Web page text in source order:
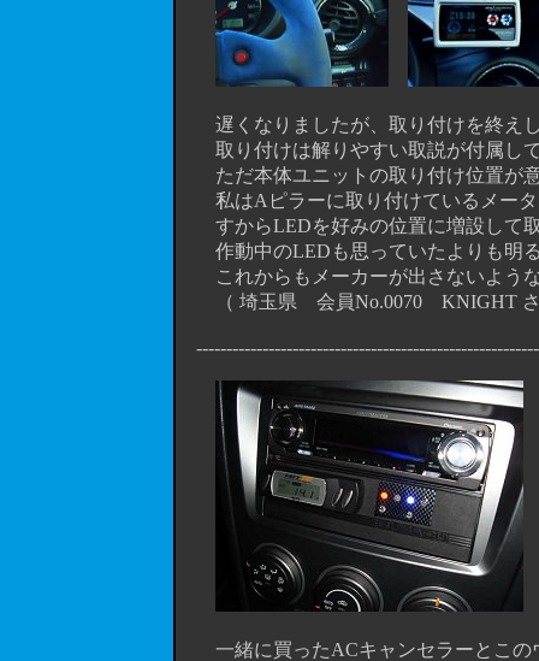
遅くなりましたが、取り付けを終えし
取り付けは解りやすい取説が付属して
ただ本体ユニットの取り付け位置が意
私はAピラーに取り付けているメータ
すからLEDを好みの位置に増設して取
作動中のLEDも思っていたよりも明
これからもメーカーが出さないよう
（ 埼玉県 会員No.0070 KNIGHT
一緒に買ったACキャンセラーとこの